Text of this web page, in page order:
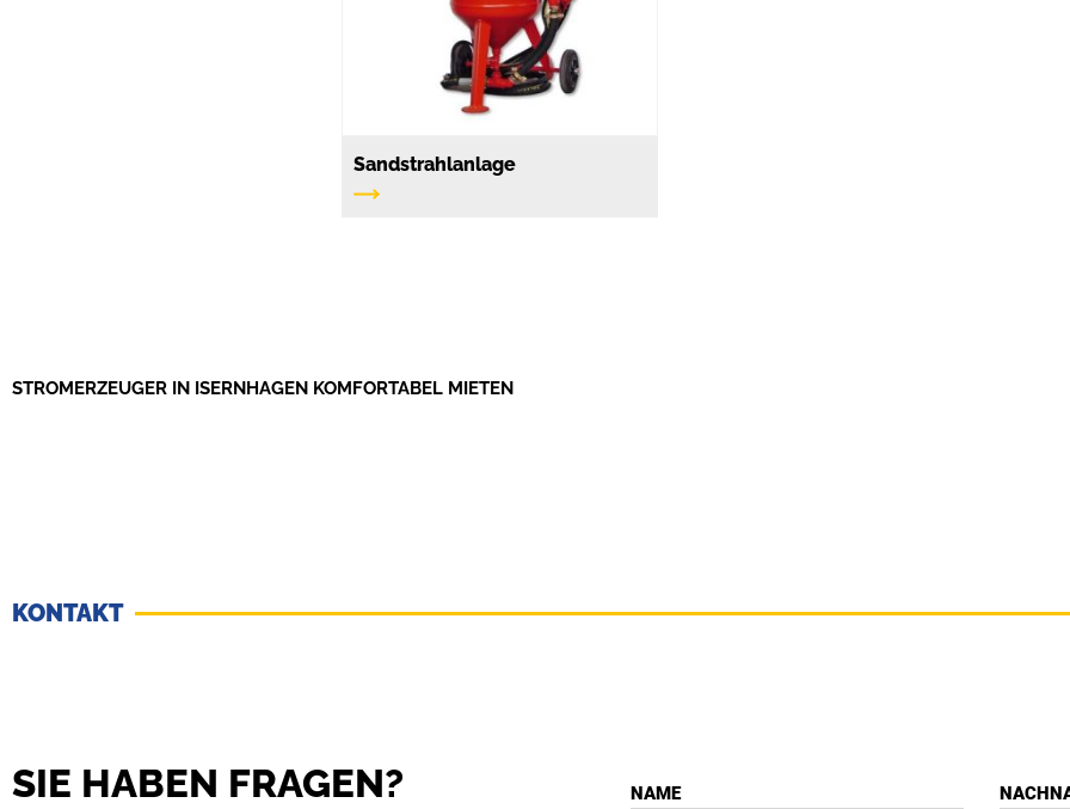
Sandstrahlanlage
STROMERZEUGER IN ISERNHAGEN KOMFORTABEL MIETEN
KONTAKT
SIE HABEN FRAGEN? NAME